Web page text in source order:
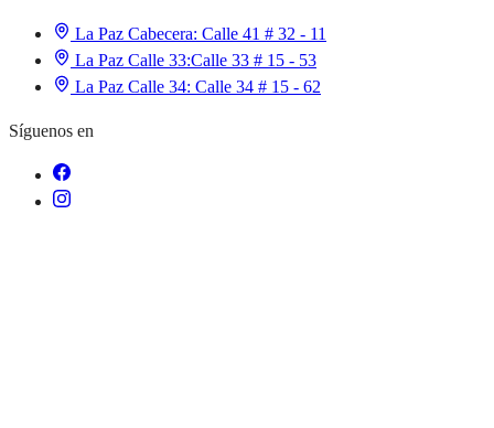
La Paz Cabecera: Calle 41 # 32 - 11
La Paz Calle 33:Calle 33 # 15 - 53
La Paz Calle 34: Calle 34 # 15 - 62
Síguenos en